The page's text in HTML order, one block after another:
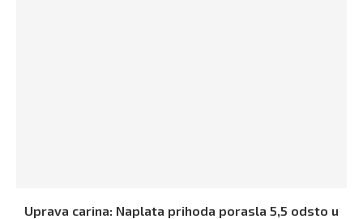
Uprava carina: Naplata prihoda porasla 5,5 odsto u